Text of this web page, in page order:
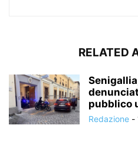
RELATED
pubblico
Redazione -